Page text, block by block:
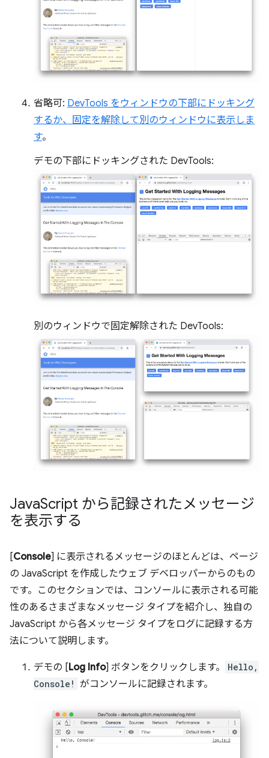
省略可: DevTools をウィンドウの下部にドッキング
するか、固定を解除して別のウィンドウに表示しま
す。
デモの下部にドッキングされた DevTools:
別のウィンドウで固定解除された DevTools:
JavaScript から記録されたメッセージ
を表示する
[Console] に表示されるメッセージのほとんどは、ページ
の JavaScript を作成したウェブ デベロッパーからのもの
です。このセクションでは、コンソールに表示される可能
性のあるさまざまなメッセージ タイプを紹介し、独自の
JavaScript から各メッセージ タイプをログに記録する方
法について説明します。
デモの [Log Info] ボタンをクリックします。
Hello,
Console! がコンソールに記録されます。